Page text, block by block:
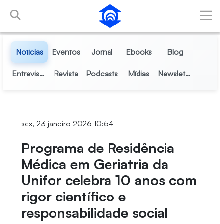
Pular para o Conteúdo principal
Notícias Eventos Jornal Ebooks Blog
Entrevistas Revista Podcasts Mídias Newsletter
sex, 23 janeiro 2026 10:54
Programa de Residência
Médica em Geriatria da
Unifor celebra 10 anos com
rigor científico e
responsabilidade social